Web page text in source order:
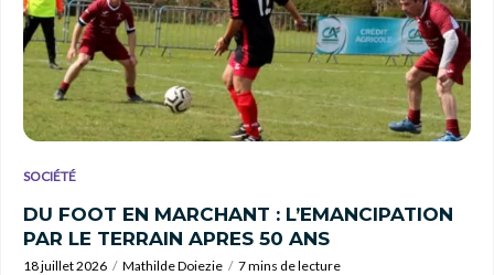
SOCIÉTÉ
DU FOOT EN MARCHANT : L’EMANCIPATION
PAR LE TERRAIN APRES 50 ANS
18 juillet 2026 Mathilde Doiezie 7 mins de lecture